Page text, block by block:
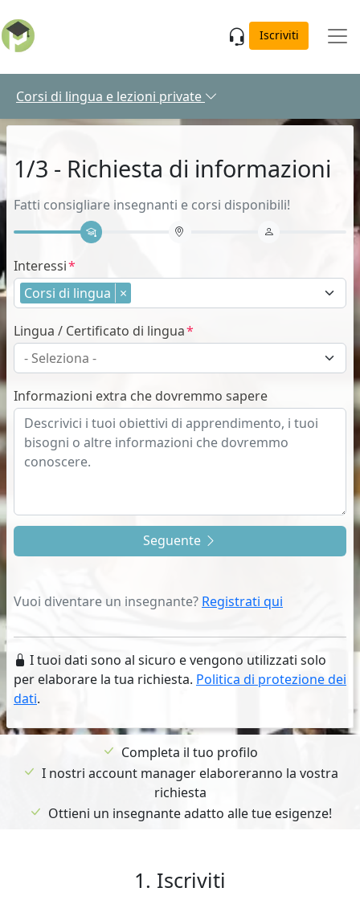
Iscriviti
Corsi di lingua e lezioni private
1/3 - Richiesta di informazioni
Fatti consigliare insegnanti e corsi disponibili!
Interessi
Corsi di lingua ×
Lingua / Certificato di lingua
Informazioni extra che dovremmo sapere
Seguente
Vuoi diventare un insegnante? Registrati qui
I tuoi dati sono al sicuro e vengono utilizzati solo
per elaborare la tua richiesta. Politica di protezione dei
dati.
Completa il tuo profilo
I nostri account manager elaboreranno la vostra
richiesta
Ottieni un insegnante adatto alle tue esigenze!
1. Iscriviti